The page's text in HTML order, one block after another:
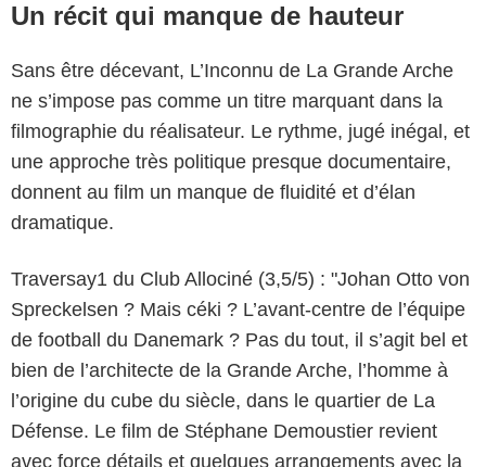
Un récit qui manque de hauteur
Sans être décevant, L’Inconnu de La Grande Arche
ne s’impose pas comme un titre marquant dans la
filmographie du réalisateur. Le rythme, jugé inégal, et
une approche très politique presque documentaire,
donnent au film un manque de fluidité et d’élan
dramatique.
Traversay1 du Club Allociné (3,5/5) : "Johan Otto von
Spreckelsen ? Mais céki ? L’avant-centre de l’équipe
de football du Danemark ? Pas du tout, il s’agit bel et
bien de l’architecte de la Grande Arche, l’homme à
l’origine du cube du siècle, dans le quartier de La
Défense. Le film de Stéphane Demoustier revient
avec force détails et quelques arrangements avec la